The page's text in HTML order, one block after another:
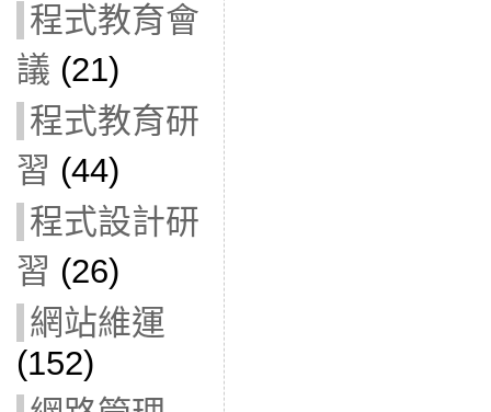
程式教育會
議 (21)
程式教育研
習 (44)
程式設計研
習 (26)
網站維運
(152)